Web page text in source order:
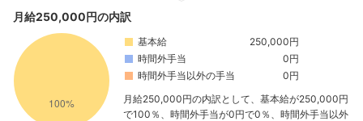
月給250,000円の内訳
基本給
250,000円
時間外手当
0円
時間外手当以外の手当
0円
月給250,000円の内訳として、基本給が250,000円
で100％、時間外手当が0円で0％、時間外手当以外